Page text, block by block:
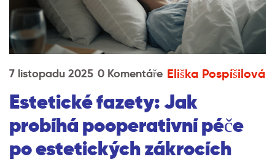
7 listopadu 2025 0 Komentáře Eliška Pospíšilová
Estetické fazety: Jak
probíhá pooperativní péče
po estetických zákrocích